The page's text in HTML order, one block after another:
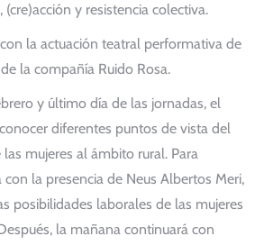
y resistencia colectiva.
la actuación teatral performativa de
de la compañía Ruido Rosa.
y último día de las jornadas, el
diferentes puntos de vista del
mujeres al ámbito rural. Para
la presencia de Neus Albertos Meri,
posibilidades laborales de las mujeres
la mañana continuará con